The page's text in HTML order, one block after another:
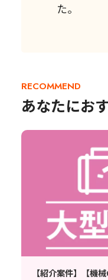
た。
RECOMMEND
あなたにお
【紹介案件】【機